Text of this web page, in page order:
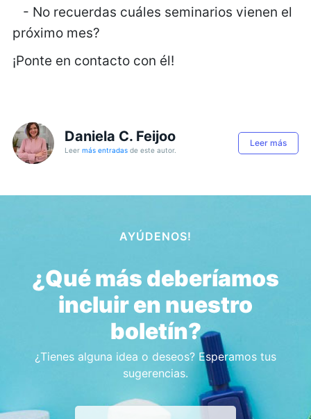
- No recuerdas cuáles seminarios vienen el
próximo mes?
¡Ponte en contacto con él!
Daniela C. Feijoo
Leer más entradasde este autor.
Leer más
AYÚDENOS!
¿Qué más deberíamos
incluir en nuestro
boletín?
¿Tienes alguna idea o deseos? Esperamos tus
sugerencias.